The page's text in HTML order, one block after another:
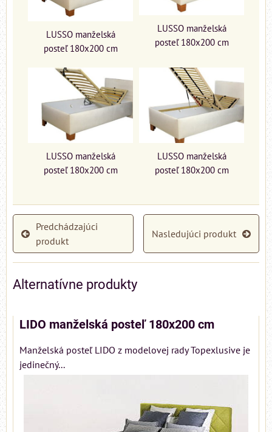
LUSSO manželská
posteľ 180x200 cm
LUSSO manželská
posteľ 180x200 cm
LUSSO manželská
posteľ 180x200 cm
LUSSO manželská
posteľ 180x200 cm
Predchádzajúci
produkt
Nasledujúci produkt
Alternatívne produkty
LIDO manželská posteľ 180x200 cm
Manželská posteľ LIDO z modelovej rady Topexlusive je
jedinečný...